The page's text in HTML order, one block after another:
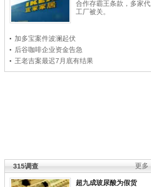
合作存霸王条款，多家代
工厂被关。
加多宝案件波澜起伏
后谷咖啡企业资金告急
王老吉案最迟7月底有结果
更多
315调查
超九成玻尿酸为假货